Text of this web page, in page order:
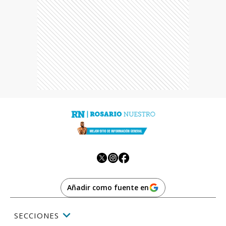
Añadir como fuente en
SECCIONES